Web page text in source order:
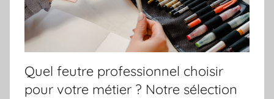
Quel feutre professionnel choisir
pour votre métier ? Notre sélection